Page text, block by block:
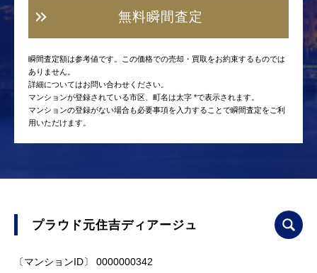
無料瞬間査定
瞬間査定額は参考値です。この価格での売却・買取をお約束するものでは
ありません。
詳細についてはお問い合わせください。
マンションが登録されている市区、町名は太字 *で表示されます。
マンションの登録がない場合も必要事項を入力することで瞬間査定をご利
用いただけます。
プラウド元住吉ディアージュ
〔マンションID〕 0000000342